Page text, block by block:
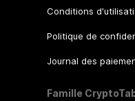
Conditions
Politique de
Journal des
Famille